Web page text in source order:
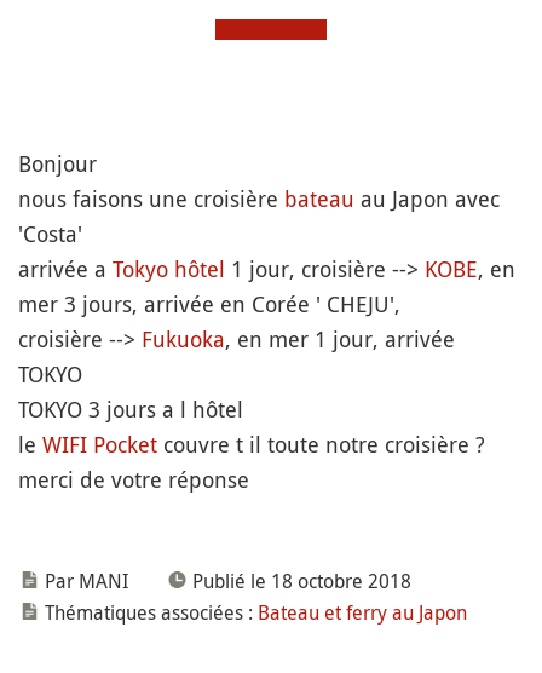
Bonjour
nous faisons une croisière bateau au Japon avec
'Costa'
arrivée a Tokyo hôtel 1 jour, croisière --> KOBE, en
mer 3 jours, arrivée en Corée ' CHEJU',
croisière --> Fukuoka, en mer 1 jour, arrivée
TOKYO
TOKYO 3 jours a l hôtel
le WIFI Pocket couvre t il toute notre croisière ?
merci de votre réponse
Par MANI
Publié le 18 octobre 2018
Thématiques associées : Bateau et ferry au Japon